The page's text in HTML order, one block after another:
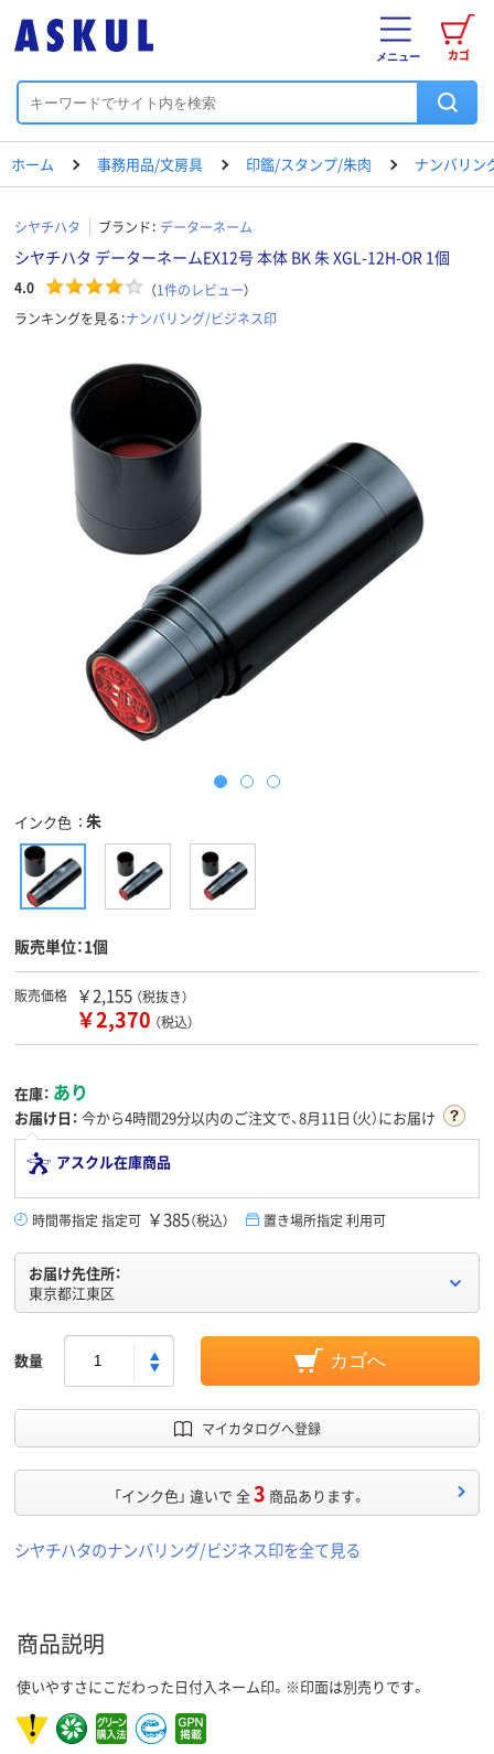
カゴ
メニュー
ホーム 事務用品/文房具 印鑑/スタンプ/朱肉 ナンバリン
シヤチハタ ブランド： データーネーム
シヤチハタ データーネームEX12号 本体 BK 朱 XGL-12H-OR 1個
4.0 （1件のレビュー）
ランキングを見る：ナンバリング/ビジネス印
インク色 朱
販売単位：1個
販売価格 ￥2,155 （税抜き）
￥2,370 （税込）
在庫： あり
お届け日： 今から4時間29分以内のご注文で、8月11日（火）にお届け
アスクル在庫商品
時間帯指定 指定可 ￥385（税込） 置き場所指定 利用可
お届け先住所：
東京都江東区
数量 カゴへ
マイカタログへ登録
「インク色」 違いで 全3 商品あります。
シヤチハタのナンバリング/ビジネス印を全て見る
商品説明
使いやすさにこだわった日付入ネーム印。※印面は別売りです。